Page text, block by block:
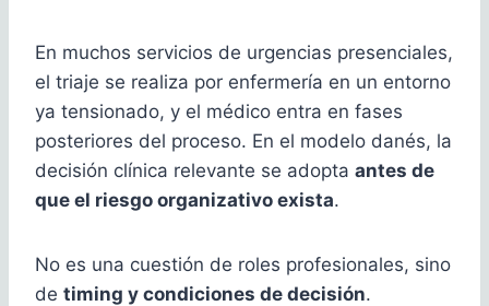
En muchos servicios de urgencias presenciales,
el triaje se realiza por enfermería en un entorno
ya tensionado, y el médico entra en fases
posteriores del proceso. En el modelo danés, la
decisión clínica relevante se adopta antes de
que el riesgo organizativo exista.
No es una cuestión de roles profesionales, sino
de timing y condiciones de decisión.